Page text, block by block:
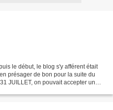
le début, le blog s'y afférent était
présager de bon pour la suite du
JUILLET, on pouvait accepter un